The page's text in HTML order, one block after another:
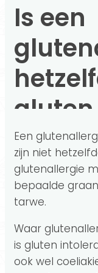
Is een
Een
zijn niet
glutenallergie
bepaalde
tarwe.
Waar
is gluten
ook wel